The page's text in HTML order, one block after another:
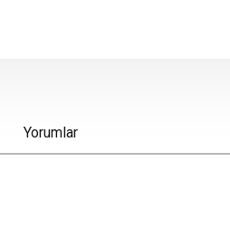
Yorumlar